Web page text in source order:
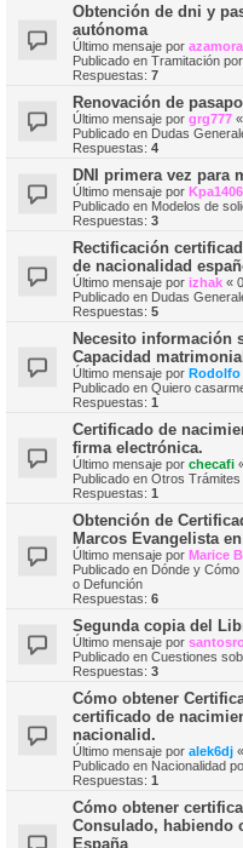
Obtención de dni y
autónoma
Último mensaje por
Publicado en Tramitación
Respuestas: 7
Renovación de
Último mensaje por grg777 «
Publicado en Dudas
Respuestas: 4
DNI primera vez para
Último mensaje por Kpa1406
Publicado en Modelos de
Respuestas: 3
Rectificación
de nacionalidad
Último mensaje por izhak «
Publicado en Dudas
Respuestas: 5
Necesito información
Capacidad
Último mensaje por Rodolfo
Publicado en Quiero
Respuestas: 1
Certificado de
firma electrónica.
Último mensaje por checafi
Publicado en Otros Trámites
Respuestas: 1
Obtención de
Marcos Evangelista
Último mensaje por Marice
Publicado en Dónde y
o Defunción
Respuestas: 6
Segunda copia del
Último mensaje por
Publicado en Cuestiones
Respuestas: 3
Cómo obtener
certificado de
nacionalid.
Último mensaje por alek6dj «
Publicado en Nacionalidad
Respuestas: 1
Cómo obtener
Consulado, habiendo
España